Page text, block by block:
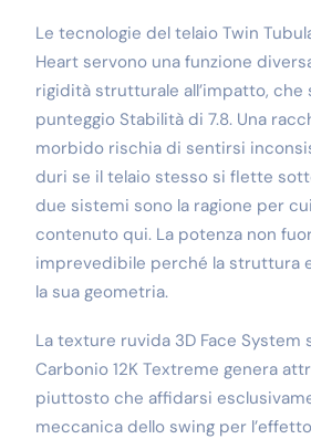
Le tecnologie del telaio Twin
Heart servono una funzione
rigidità strutturale all’impatto, che
punteggio Stabilità di 7.8. Una
morbido rischia di sentirsi
duri se il telaio stesso si flette
due sistemi sono la ragione per
contenuto qui. La potenza non
imprevedibile perché la struttura
la sua geometria.
La texture ruvida 3D Face System
Carbonio 12K Textreme genera
piuttosto che affidarsi
meccanica dello swing per